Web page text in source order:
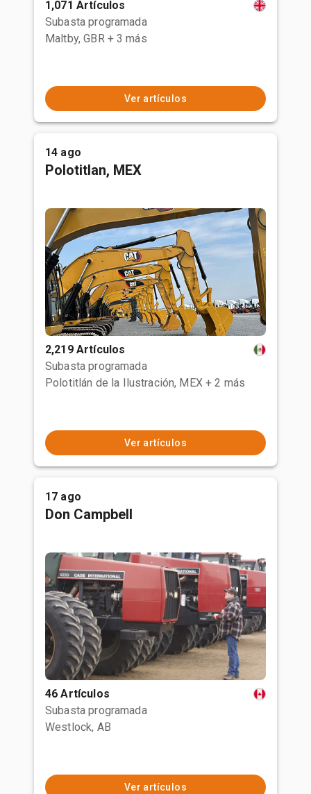
1,071 Artículos
Subasta programada
Maltby, GBR + 3 más
Ver artículos
14 ago
Polotitlan, MEX
2,219 Artículos
Subasta programada
Polotitlán de la Ilustración, MEX + 2 más
Ver artículos
17 ago
Don Campbell
46 Artículos
Subasta programada
Westlock, AB
Ver artículos